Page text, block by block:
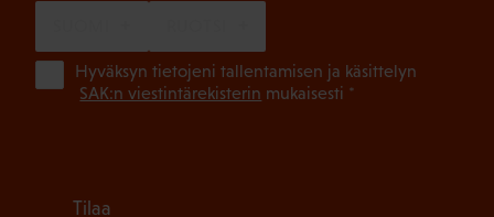
Hyväksyn tietojeni tallentamisen ja käsittelyn
SAK:n viestintärekisterin mukaisesti *
Tilaa